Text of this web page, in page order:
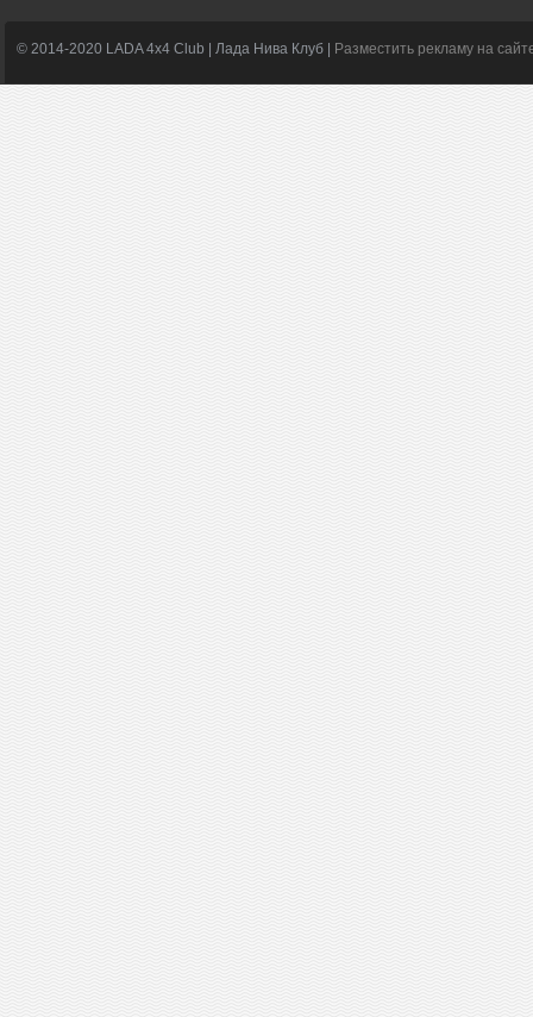
© 2014-2020 LADA 4x4 Club | Лада Нива Клуб | Разместить рекламу на